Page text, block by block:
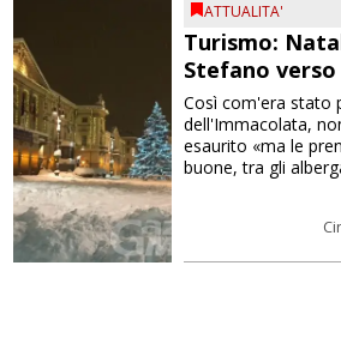
ATTUALITA'
Turismo:
Stefano
Così com'era stato
dell'Immacolata,
esaurito «ma le
buone, tra gli